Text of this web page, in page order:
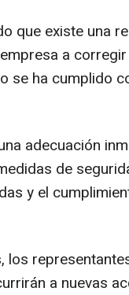
que existe una
a
se ha cumplido
adecuación
de
y el
los
a nuevas